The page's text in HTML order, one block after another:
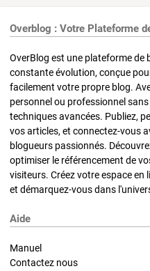
Overblog : Votre Plateforme
OverBlog est une plateforme de
constante évolution, conçue
facilement votre propre blog.
personnel ou professionnel
techniques avancées. Publiez,
vos articles, et connectez-vous
blogueurs passionnés.
optimiser le référencement de
visiteurs. Créez votre espace en
et démarquez-vous dans
Aide
Manuel
Contactez nous